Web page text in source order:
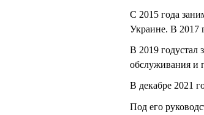
С 2015 года
Украине. В 2017
В 2019 годустал
обслуживания и
В декабре 2021
Под его